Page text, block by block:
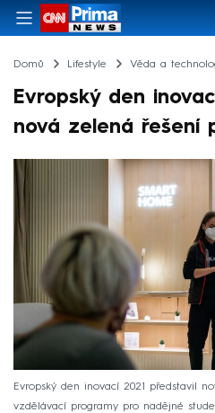
Domů Lifestyle Věda a
Evropský den
nová zelená řešení
Evropský den inovací 2021 představil
vzdělávací programy pro nadějné